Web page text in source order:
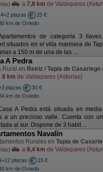
a 7,8 km de Valdepares
plazas
25 €
km de Oviedo
de categoría 3
situados en el villa marinera de
a 150 m de una de las ...
A Pedra
Rural en Reiriz / Tapia de Casariego
8 km de Valdepares (Asturias)
plazas
30 €
km de Oviedo
A Pedra está situada en
a un precioso valle. Cuenta con
al sur. Dispone de 3 habit ...
Navalín
Rurales en Tapia de
a 8,4 km de Valdepares
plazas
15 €
km de Oviedo